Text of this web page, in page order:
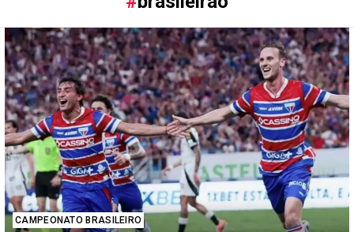
Latest
stories
CAMPEONATO BRASILEIRO